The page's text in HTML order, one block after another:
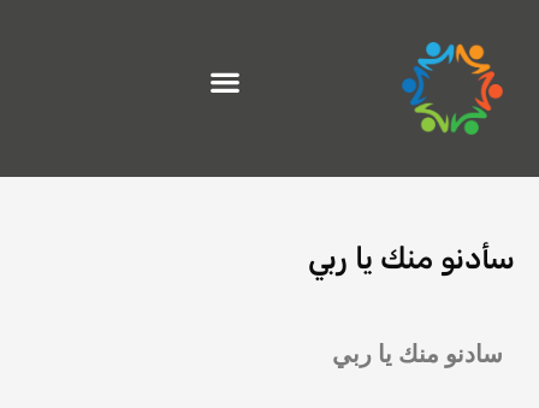
المحتوى
سأدنو منك يا ربي
سادنو منك يا ربي